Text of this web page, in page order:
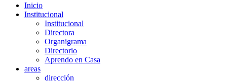
Inicio
Institucional
Institucional
Directora
Organigrama
Directorio
Aprendo en Casa
areas
dirección